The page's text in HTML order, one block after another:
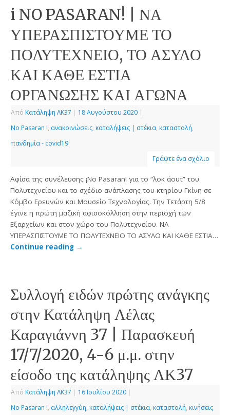
i NO PASARAN! | ΝΑ
ΥΠΕΡΑΣΠΙΣΤΟΥΜΕ ΤΟ
ΠΟΛΥΤΕΧΝΕΙΟ, ΤΟ ΑΣΥΛΟ
ΚΑΙ ΚΑΘΕ ΕΣΤΙΑ
ΟΡΓΑΝΩΣΗΣ ΚΑΙ ΑΓΩΝΑ
Από Κατάληψη ΛΚ37 | 18 Αυγούστου 2020 |
No Pasaran !, ανακοινώσεις, καταλήψεις | στέκια, καταστολή,
πανδημία - covid19
Γράψτε ένα σχόλιο
Αφίσα της συνέλευσης ¡No Pasaran! για το “λοκ άουτ” του
Πολυτεχνείου και το σχέδιο ανάπλασης του κτηρίου Γκίνη σε
Κόμβο Ερευνών και Μουσείο Τεχνολογίας. Την Τετάρτη 5/8
έγινε η πρώτη μαζική αφισοκόλληση στην περιοχή των
Εξαρχείων και στον χώρο του Πολυτεχνείου. ΝΑ
ΥΠΕΡΑΣΠΙΣΤΟΥΜΕ ΤΟ ΠΟΛΥΤΕΧΝΕΙΟ ΤΟ ΑΣΥΛΟ ΚΑΙ ΚΑΘΕ ΕΣΤΙΑ…
Continue reading →
Συλλογή ειδών πρώτης ανάγκης
στην Κατάληψη Λέλας
Καραγιάννη 37 | Παρασκευή
17/7/2020, 4-6 μ.μ. στην
είσοδο της κατάληψης ΛΚ37
Από Κατάληψη ΛΚ37 | 16 Ιουλίου 2020 |
No Pasaran !, αλληλεγγύη, καταλήψεις | στέκια, καταστολή, κινήσεις